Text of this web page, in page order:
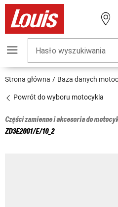
Hasło wyszukiwania
Strona główna Baza danych
Powrót do wyboru motocykla
Części zamienne i akcesoria do
ZD3E2001/E/10_2